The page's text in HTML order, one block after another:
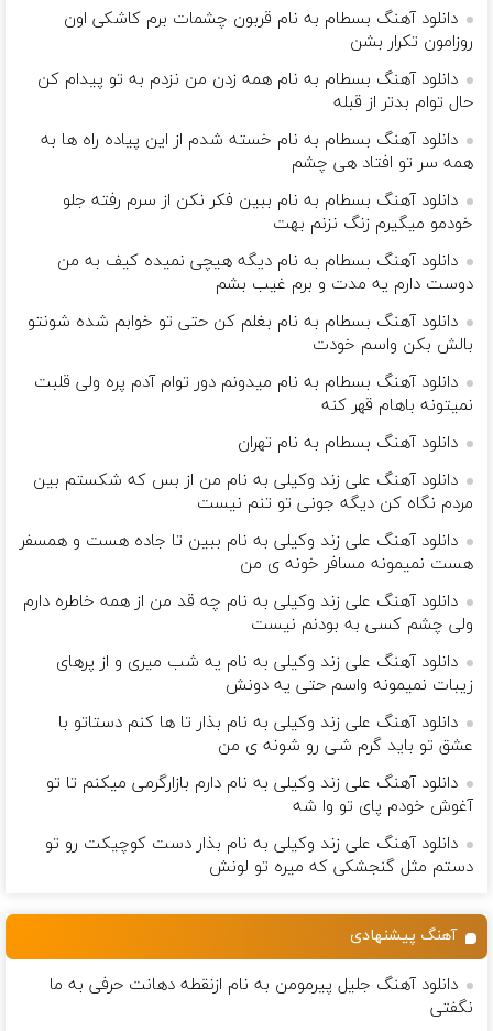
دانلود آهنگ بسطام به نام قربون چشمات برم کاشکی اون
روزامون تکرار بشن
دانلود آهنگ بسطام به نام همه زدن من نزدم به تو پیدام کن
حال توام بدتر از قبله
دانلود آهنگ بسطام به نام خسته شدم از این پیاده راه ها به
همه سر تو افتاد هی چشم
دانلود آهنگ بسطام به نام ببین فکر نکن از سرم رفته جلو
خودمو میگیرم زنگ نزنم بهت
دانلود آهنگ بسطام به نام دیگه هیچی نمیده کیف به من
دوست دارم یه مدت و برم غیب بشم
دانلود آهنگ بسطام به نام بغلم کن حتی تو خوابم شده شونتو
بالش بکن واسم خودت
دانلود آهنگ بسطام به نام میدونم دور توام آدم پره ولی قلبت
نمیتونه باهام قهر کنه
دانلود آهنگ بسطام به نام تهران
دانلود آهنگ علی زند وکیلی به نام من از بس كه شكستم بین
مردم نگاه كن دیگه جونى تو تنم نیست
دانلود آهنگ علی زند وکیلی به نام ببین تا جاده هست و همسفر
هست نمیمونه مسافر خونه ی من
دانلود آهنگ علی زند وکیلی به نام چه قد من از همه خاطره دارم
ولی چشم كسی به بودنم نیست
دانلود آهنگ علی زند وکیلی به نام یه شب میرى و از پرهای
زيبات نمیمونه واسم حتی یه دونش
دانلود آهنگ علی زند وکیلی به نام بذار تا ها كنم دستاتو با
عشق تو باید گرم شی رو شونه ى من
دانلود آهنگ علی زند وکیلی به نام دارم بازارگرمی میكنم تا تو
آغوش خودم پای تو وا شه
دانلود آهنگ علی زند وکیلی به نام بذار دست كوچیكت رو تو
دستم مثل گنجشكی كه میره تو لونش
آهنگ پیشنهادی
دانلود آهنگ جلیل پیرمومن به نام ازنقطه دهانت حرفی به ما
نگفتی